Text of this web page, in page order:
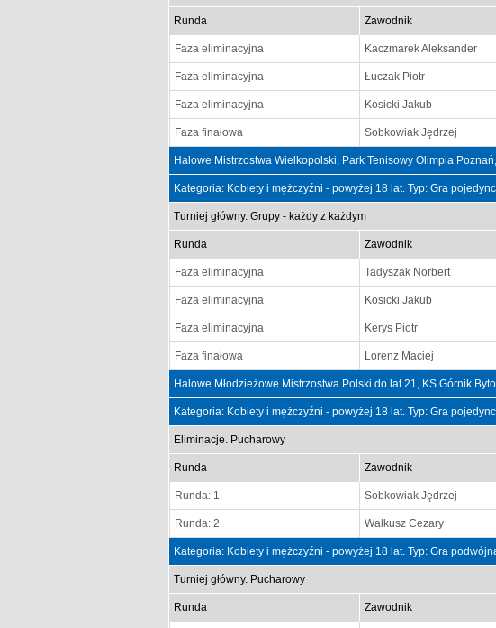
Runda Zawodnik
Faza eliminacyjna Kaczmarek Aleksander
Faza eliminacyjna Łuczak Piotr
Faza eliminacyjna Kosicki Jakub
Faza finałowa Sobkowiak Jędrzej
Halowe Mistrzostwa Wielkopolski, Park Tenisowy Olimpia
Kategoria: Kobiety i mężczyźni - powyżej 18 lat. Typ: Gra
Turniej główny. Grupy - każdy z każdym
Runda Zawodnik
Faza eliminacyjna Tadyszak Norbert
Faza eliminacyjna Kosicki Jakub
Faza eliminacyjna Kerys Piotr
Faza finałowa Lorenz Maciej
Halowe Młodzieżowe Mistrzostwa Polski do lat 21, KS Górnik
Kategoria: Kobiety i mężczyźni - powyżej 18 lat. Typ: Gra
Eliminacje. Pucharowy
Runda Zawodnik
Runda: 1 Sobkowiak Jędrzej
Runda: 2 Walkusz Cezary
Kategoria: Kobiety i mężczyźni - powyżej 18 lat. Typ: Gra
Turniej główny. Pucharowy
Runda Zawodnik